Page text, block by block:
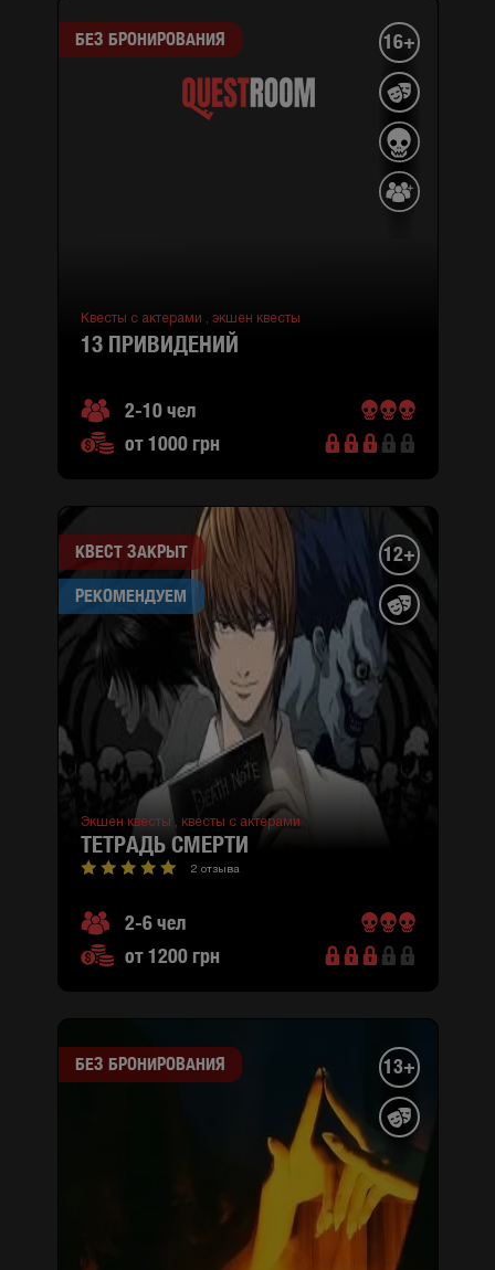
БЕЗ БРОНИРОВАНИЯ 16+
Квесты с актерами , экшен квесты
13 ПРИВИДЕНИЙ
2-10 чел
от 1000 грн
КВЕСТ ЗАКРЫТ
РЕКОМЕНДУЕМ
12+
Экшен квесты , квесты с актерами
ТЕТРАДЬ СМЕРТИ
2 отзыва
2-6 чел
от 1200 грн
БЕЗ БРОНИРОВАНИЯ 13+